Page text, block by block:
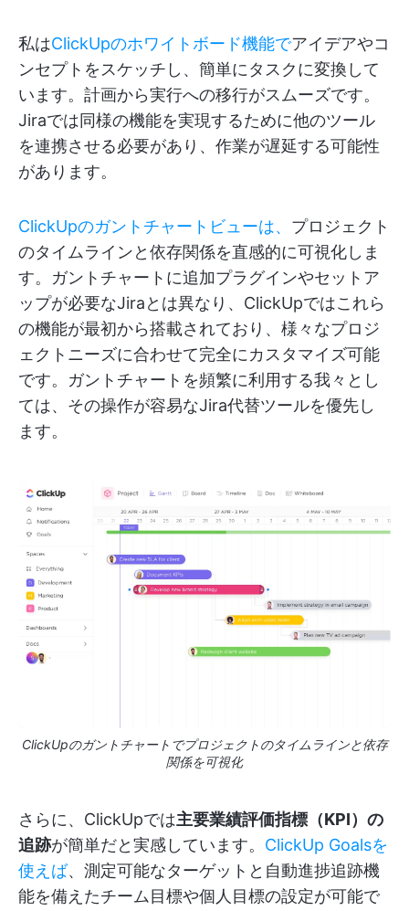
私はClickUpのホワイトボード機能でアイデアやコ
ンセプトをスケッチし、簡単にタスクに変換して
います。計画から実行への移行がスムーズです。
Jiraでは同様の機能を実現するために他のツール
を連携させる必要があり、作業が遅延する可能性
があります。
ClickUpのガントチャートビューは、 プロジェクト
のタイムラインと依存関係を直感的に可視化しま
す。ガントチャートに追加プラグインやセットア
ップが必要なJiraとは異なり、ClickUpではこれら
の機能が最初から搭載されており、様々なプロジ
ェクトニーズに合わせて完全にカスタマイズ可能
です。ガントチャートを頻繁に利用する我々とし
ては、その操作が容易なJira代替ツールを優先し
ます。
ClickUpのガントチャートでプロジェクトのタイムラインと依存
関係を可視化
さらに、ClickUpでは主要業績評価指標（KPI）の
追跡が簡単だと実感しています。 ClickUp Goalsを
使えば、測定可能なターゲットと自動進捗追跡機
能を備えたチーム目標や個人目標の設定が可能で